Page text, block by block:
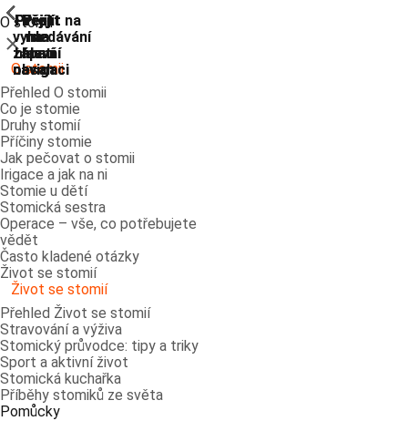
Přejít na
vyhledávání
Přejít
na
hlavní
navigaci
Přejít
na
hlavní
navigaci
Přejít
na
hlavní
obsah
Přejít
na
zápatí
O stomii
ShowPrevious
Zavřít
O stomii
Přehled O stomii
Co je stomie
Druhy stomií
Příčiny stomie
Jak pečovat o stomii
Irigace a jak na ni
Stomie u dětí
Stomická sestra
Operace – vše, co potřebujete
vědět
Často kladené otázky
Život se stomií
ShowPrevious
Život se stomií
Přehled Život se stomií
Stravování a výživa
Stomický průvodce: tipy a triky
Sport a aktivní život
Stomická kuchařka
Příběhy stomiků ze světa
Pomůcky
ShowPrevious
ShowPrevious
ShowPrevious
ShowPrevious
ShowPrevious
ShowPrevious